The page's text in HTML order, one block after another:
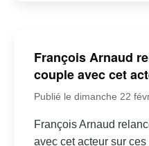
François Arnaud
couple avec cet
Publié le dimanche 22
François Arnaud
avec cet acteur sur